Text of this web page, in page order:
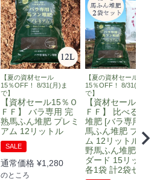
【夏の資材セール
15％OFF！ 8/31(月)ま
で】
【資材セール15％Ｏ
ＦＦ】 バラ専用 完
熟馬ふん堆肥 プレミ
アム 12リットル
SALE
通常価格 ¥1,280
のところ
【夏の資材セール
15％OFF！ 8/31(月)ま
で】
【資材セール15％
ＦＦ】 比べる馬ふ
堆肥 [バラ専用 完熟
馬ふん堆肥 プレミ
ム 12リットル] [安
野馬ふん堆肥 スタ
ダード 15リットル]
各1袋 計2袋セット